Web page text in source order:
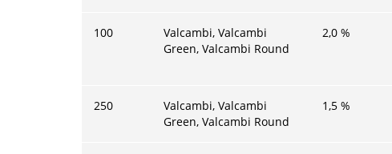
100
Valcambi, Valcambi
Green, Valcambi Round
2,0 %
250
Valcambi, Valcambi
Green, Valcambi Round
1,5 %